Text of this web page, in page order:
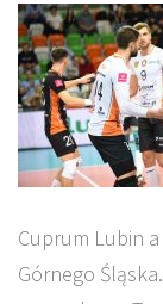
Cuprum Lubin a
Górnego